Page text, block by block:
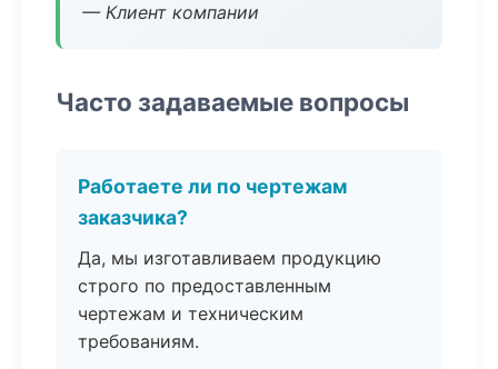
— Клиент компании
Часто задаваемые вопросы
Работаете ли по чертежам
заказчика?
Да, мы изготавливаем продукцию
строго по предоставленным
чертежам и техническим
требованиям.